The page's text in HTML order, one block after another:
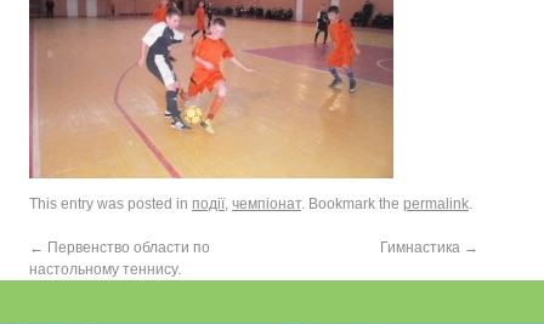
This entry was posted in події, чемпіонат. Bookmark the permalink.
← Первенство области по
настольному теннису.
Гимнастика →